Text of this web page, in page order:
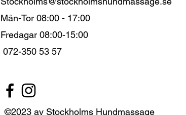
Mån-Tor 08:00 - 17:00
Fredagar 08:00-15:00
072-350 53 57
©2023 av Stockholms Hundmassage